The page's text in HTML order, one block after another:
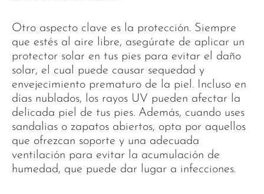
Otro aspecto clave es la protección. Siempre
que estés al aire libre, asegúrate de aplicar un
protector solar en tus pies para evitar el daño
solar, el cual puede causar sequedad y
envejecimiento prematuro de la piel. Incluso en
días nublados, los rayos UV pueden afectar la
delicada piel de tus pies. Además, cuando uses
sandalias o zapatos abiertos, opta por aquellos
que ofrezcan soporte y una adecuada
ventilación para evitar la acumulación de
humedad, que puede dar lugar a infecciones.